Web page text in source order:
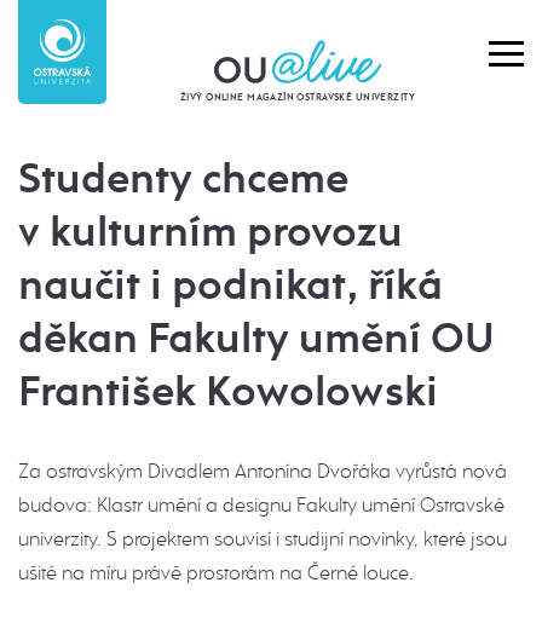
ŽIVÝ ONLINE MAGAZÍN OSTRAVSKÉ UNIVERZITY
Studenty chceme
v kulturním provozu
naučit i podnikat, říká
děkan Fakulty umění OU
František Kowolowski
Za ostravským Divadlem Antonína Dvořáka vyrůstá nová
budova: Klastr umění a designu Fakulty umění Ostravské
univerzity. S projektem souvisí i studijní novinky, které jsou
ušité na míru právě prostorám na Černé louce.